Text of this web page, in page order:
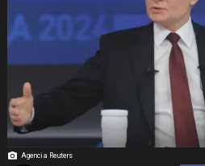
Agencia Reuters